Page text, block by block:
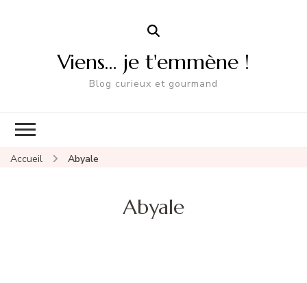
Viens… je t'emmène !
Blog curieux et gourmand
Accueil Abyale
Abyale